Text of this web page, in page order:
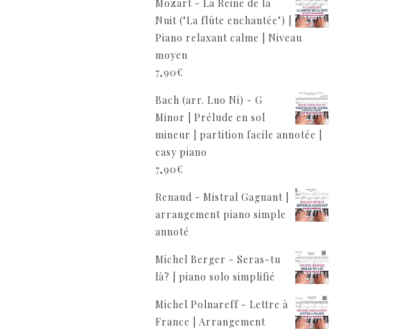
Mozart - La Reine de la
Nuit ("La flûte enchantée") |
Piano relaxant calme | Niveau
moyen
7,90€
Bach (arr. Luo Ni) - G
Minor | Prélude en sol
mineur | partition facile annotée |
easy piano
7,90€
Renaud - Mistral Gagnant |
arrangement piano simple
annoté
Michel Berger - Seras-tu
là? | piano solo simplifié
Michel Polnareff - Lettre à
France | Arrangement